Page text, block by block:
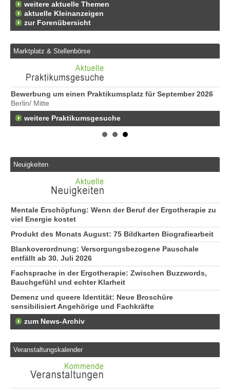
weitere aktuelle Themen
aktuelle Kleinanzeigen
zur Forenübersicht
Marktplatz & Stellenbörse
Bewerbung um einen Praktikumsplatz für September 2026
Berlin/ Mitte
weitere Praktikumsgesuche
Neuigkeiten
Mentale Erschöpfung: Wenn der Beruf der Ergotherapie zu
viel Energie kostet
Produkt des Monats August: 75 Bildkarten Biografiearbeit
Blankoverordnung: Versorgungsbezogene Pauschale
entfällt ab 30. Juli 2026
Fachsprache in der Ergotherapie: Zwischen Buzzwords,
Bauchgefühl und echter Klarheit
Demenz und queere Identität: Neue Broschüre
sensibilisiert Angehörige und Fachkräfte
zum News-Archiv
Veranstaltungskalender